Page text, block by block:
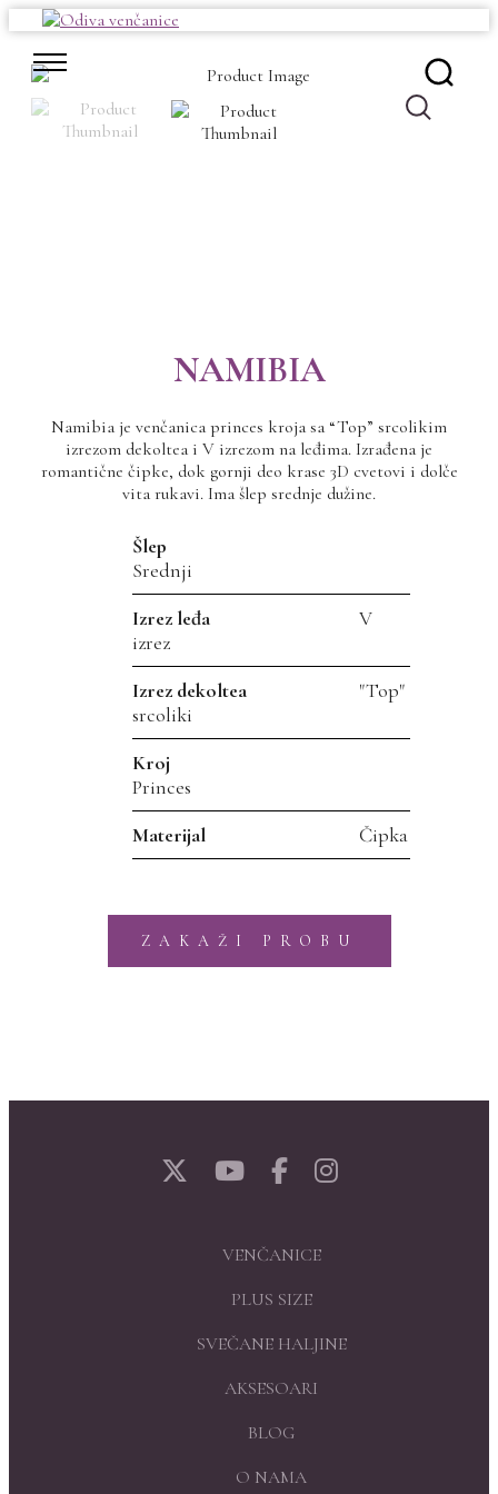
content
NAMIBIA
Namibia je venčanica princes kroja sa “Top” srcolikim
izrezom dekoltea i V izrezom na leđima. Izrađena je
romantične čipke, dok gornji deo krase 3D cvetovi i dolče
vita rukavi. Ima šlep srednje dužine.
Šlep
Srednji
Izrez leđa
V
izrez
Izrez dekoltea
"Top"
srcoliki
Kroj
Princes
Materijal
Čipka
ZAKAŽI PROBU
VENČANICE
PLUS SIZE
SVEČANE HALJINE
AKSESOARI
BLOG
O NAMA